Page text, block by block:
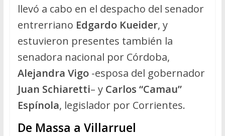
llevó a cabo en el despacho del senador
entrerriano Edgardo Kueider, y
estuvieron presentes también la
senadora nacional por Córdoba,
Alejandra Vigo -esposa del gobernador
Juan Schiaretti– y Carlos “Camau”
Espínola, legislador por Corrientes.
De Massa a Villarruel